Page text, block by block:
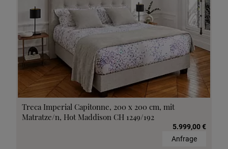
Treca Imperial Capitonne, 200 x 200 cm, mit
Matratze/n, Hot Maddison CH 1249/192
5.999,00 €
Anfrage